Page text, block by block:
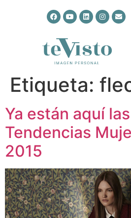
Etiqueta:
Ya están aquí las
Tendencias
2015